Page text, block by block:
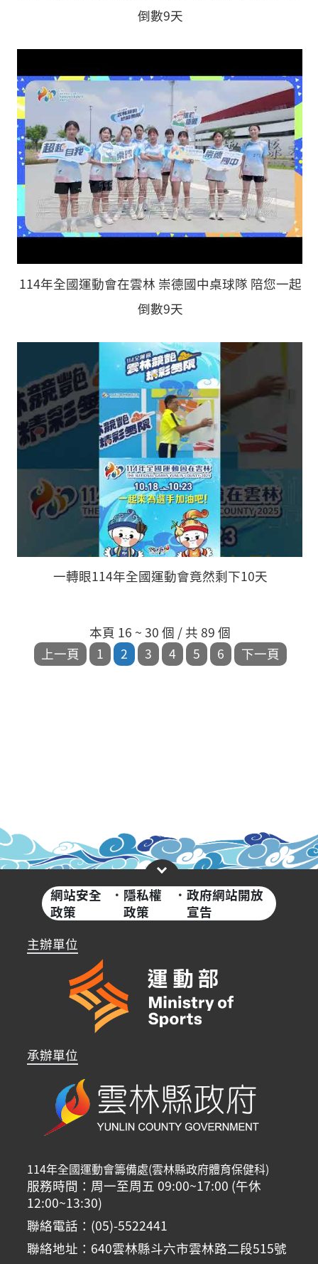
倒數9天
114年全國運動會在雲林 崇德國中桌球隊 陪您一起
倒數9天
一轉眼114年全國運動會竟然剩下10天
本頁 16 ~ 30 個 / 共 89 個
網站安全
政策
· 隱私權
政策
·政府網站開放
宣告
主辦單位
承辦單位
114年全國運動會籌備處(雲林縣政府體育保健科)
服務時間：周一至周五 09:00~17:00 (午休
12:00~13:30)
聯絡電話：(05)-5522441
聯絡地址：640雲林縣斗六市雲林路二段515號